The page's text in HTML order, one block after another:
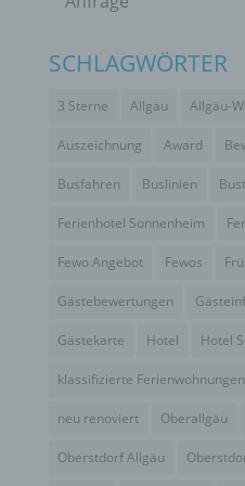
SCHLAGWÖRTER
3 Sterne Allgäu Allgäu-
Auszeichnung Award
Busfahren Buslinien
Ferienhotel Sonnenheim
Fewo Angebot Fewos
Gästebewertungen
Gästekarte Hotel Hotel
klassifizierte Ferienwohnungen
neu renoviert Oberallgäu
Oberstdorf Allgäu
mit
Sonnenheim
COOKIES /
Die Internetseiten